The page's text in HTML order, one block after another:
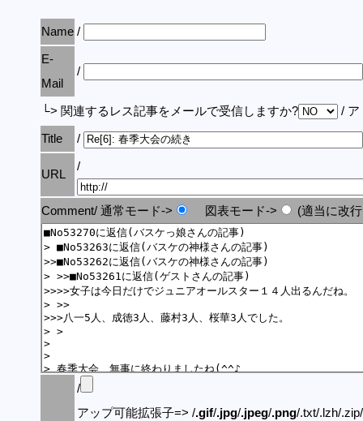
Name /
E-
Mail
/
└> 関連するレス記事をメールで受信しますか?
/ ア
Title
/
URL
/
Comment/ 通常モード-> 図表モード-> (適当に改
/
アップ可能拡張子=> /.gif/.jpg/.jpeg/.png/.txt/.lzh/